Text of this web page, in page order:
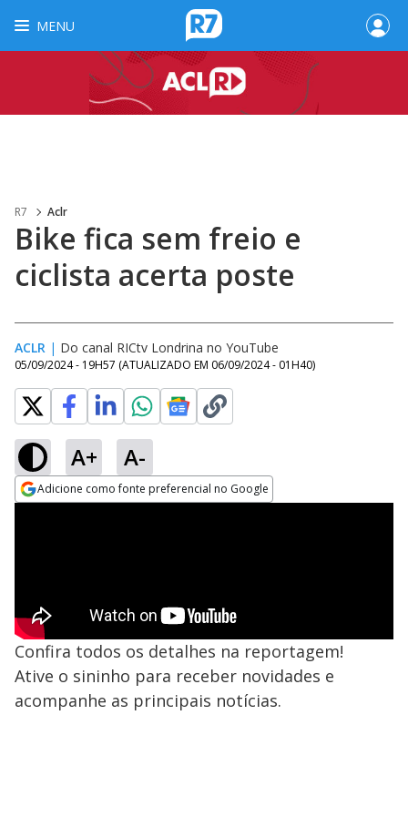
MENU
R7 Aclr
Bike fica sem freio e
ciclista acerta poste
ACLR | Do canal RICtv Londrina no YouTube
05/09/2024 - 19H57 (ATUALIZADO EM 06/09/2024 - 01H40)
A+ A-
Adicione como fonte preferencial no Google
Confira todos os detalhes na reportagem!
Ative o sininho para receber novidades e
acompanhe as principais notícias.